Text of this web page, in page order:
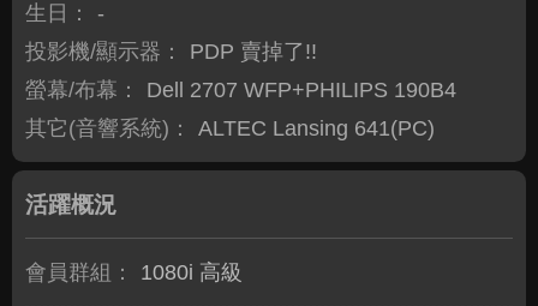
生日：
-
投影機/顯示器：
PDP 賣掉了!!
螢幕/布幕：
Dell 2707 WFP+PHILIPS 190B4
其它(音響系統)：
ALTEC Lansing 641(PC)
活躍概況
會員群組： 1080i 高級